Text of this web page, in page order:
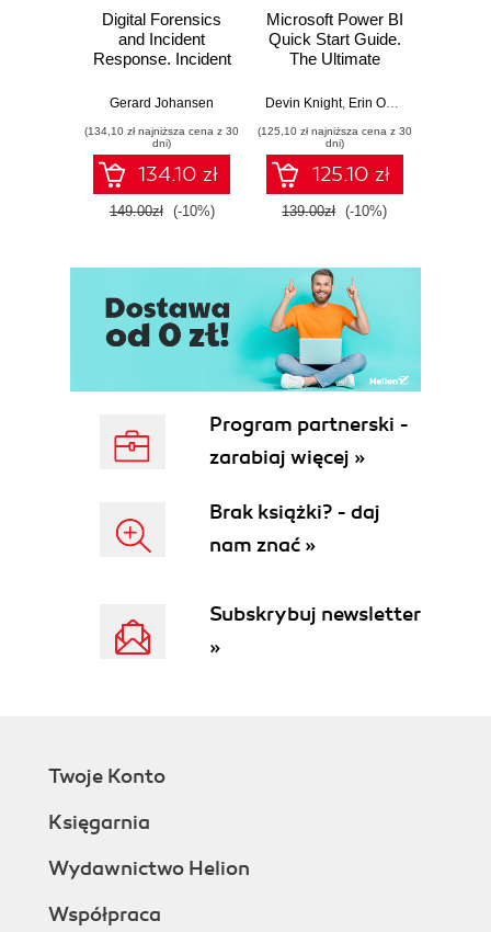
Digital Forensics
and Incident
Response. Incident
and techniques for
threat response -
Fourth Edition
Gerard Johansen
(134,10 zł najniższa cena z 30
dni)
134.10 zł
149.00zł (-10%)
Microsoft Power BI
Quick Start Guide.
The Ultimate
to Power BI, Data
Tools, and
Microsoft Fabric -
Fourth Edition
Devin Knight, Erin Ostrowsky
(125,10 zł najniższa cena z 30
dni)
125.10 zł
139.00zł (-10%)
Program partnerski -
zarabiaj więcej »
Brak książki? - daj
nam znać »
Subskrybuj newsletter
»
Twoje Konto
Księgarnia
Wydawnictwo Helion
Współpraca